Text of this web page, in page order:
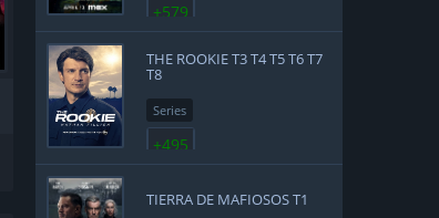
+579
THE ROOKIE T3 T4 T5 T6 T7
T8
Series
+495
TIERRA DE MAFIOSOS T1